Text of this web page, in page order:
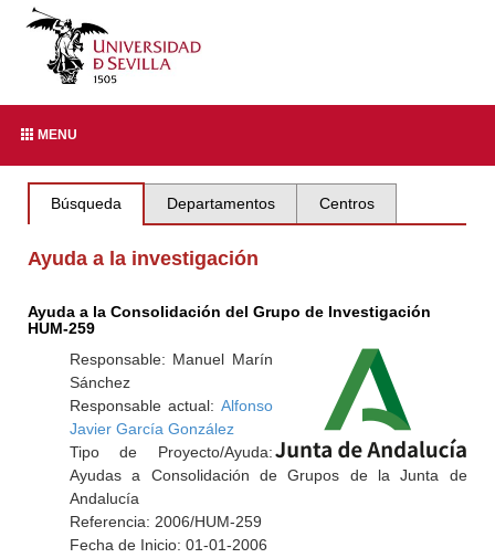
MENU
Búsqueda Departamentos Centros
Ayuda a la investigación
Ayuda a la Consolidación del Grupo de Investigación
HUM-259
Responsable: Manuel Marín
Sánchez
Responsable actual: Alfonso
Javier García González
Tipo de Proyecto/Ayuda:
Ayudas a Consolidación de Grupos de la Junta de
Andalucía
Referencia: 2006/HUM-259
Fecha de Inicio: 01-01-2006